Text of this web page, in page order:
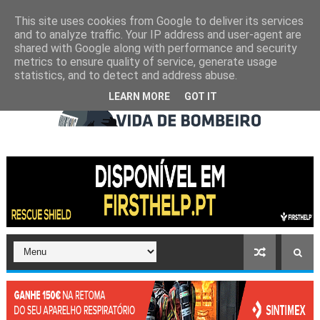
This site uses cookies from Google to deliver its services
and to analyze traffic. Your IP address and user-agent are
shared with Google along with performance and security
metrics to ensure quality of service, generate usage
statistics, and to detect and address abuse.
LEARN MORE GOT IT